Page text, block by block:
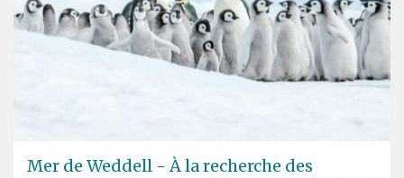
Mer de Weddell - À la recherche des